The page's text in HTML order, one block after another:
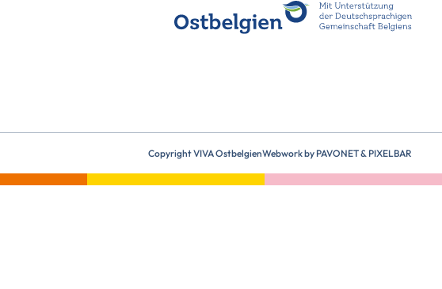
Copyright VIVA OstbelgienWebwork by PAVONET& PIXELBAR